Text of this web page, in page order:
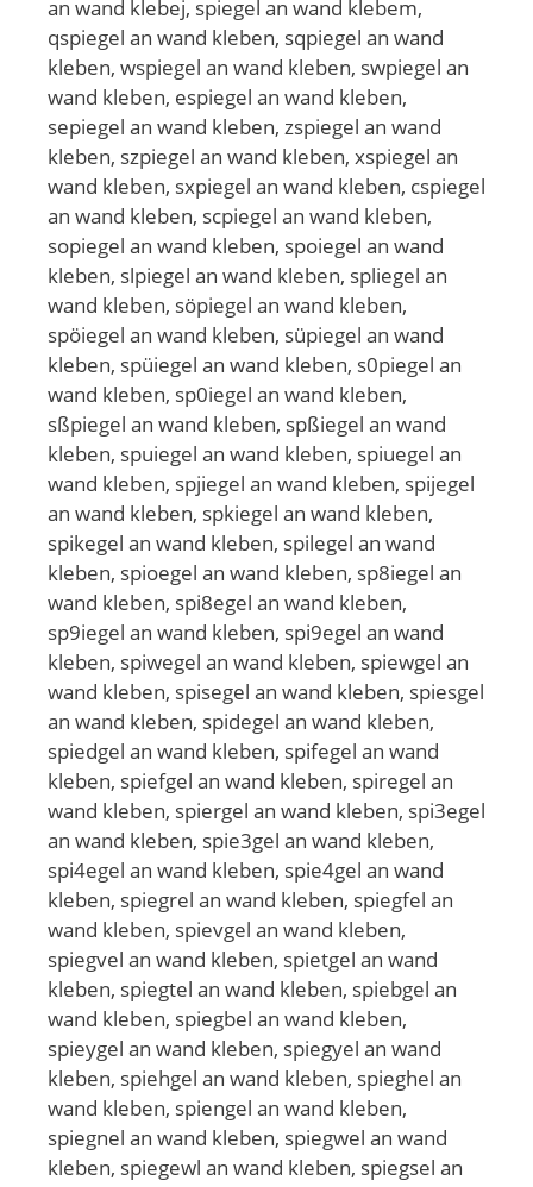
an wand klebej, spiegel an wand klebem,
qspiegel an wand kleben, sqpiegel an wand
kleben, wspiegel an wand kleben, swpiegel an
wand kleben, espiegel an wand kleben,
sepiegel an wand kleben, zspiegel an wand
kleben, szpiegel an wand kleben, xspiegel an
wand kleben, sxpiegel an wand kleben, cspiegel
an wand kleben, scpiegel an wand kleben,
sopiegel an wand kleben, spoiegel an wand
kleben, slpiegel an wand kleben, spliegel an
wand kleben, söpiegel an wand kleben,
spöiegel an wand kleben, süpiegel an wand
kleben, spüiegel an wand kleben, s0piegel an
wand kleben, sp0iegel an wand kleben,
sßpiegel an wand kleben, spßiegel an wand
kleben, spuiegel an wand kleben, spiuegel an
wand kleben, spjiegel an wand kleben, spijegel
an wand kleben, spkiegel an wand kleben,
spikegel an wand kleben, spilegel an wand
kleben, spioegel an wand kleben, sp8iegel an
wand kleben, spi8egel an wand kleben,
sp9iegel an wand kleben, spi9egel an wand
kleben, spiwegel an wand kleben, spiewgel an
wand kleben, spisegel an wand kleben, spiesgel
an wand kleben, spidegel an wand kleben,
spiedgel an wand kleben, spifegel an wand
kleben, spiefgel an wand kleben, spiregel an
wand kleben, spiergel an wand kleben, spi3egel
an wand kleben, spie3gel an wand kleben,
spi4egel an wand kleben, spie4gel an wand
kleben, spiegrel an wand kleben, spiegfel an
wand kleben, spievgel an wand kleben,
spiegvel an wand kleben, spietgel an wand
kleben, spiegtel an wand kleben, spiebgel an
wand kleben, spiegbel an wand kleben,
spieygel an wand kleben, spiegyel an wand
kleben, spiehgel an wand kleben, spieghel an
wand kleben, spiengel an wand kleben,
spiegnel an wand kleben, spiegwel an wand
kleben, spiegewl an wand kleben, spiegsel an